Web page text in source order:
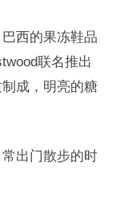
西的果冻鞋品
联名推出
成，明亮的糖
出门散步的时